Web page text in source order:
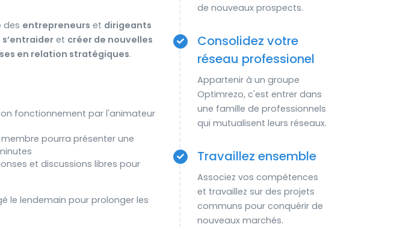
des entrepreneurs et dirigeants
s’entraider et créer de nouvelles
en relation stratégiques.
fonctionnement par l'animateur
membre pourra présenter une
et discussions libres pour
le lendemain pour prolonger les
de nouveaux prospects.
Consolidez votre
réseau professionel
Appartenir à un groupe
Optimrezo, c'est entrer dans
une famille de professionnels
qui mutualisent leurs réseaux.
Travaillez ensemble
Associez vos compétences
et travaillez sur des projets
communs pour conquérir de
nouveaux marchés.